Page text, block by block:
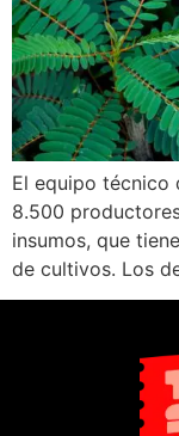
El equipo técnico
8.500
insumos, que
de cultivos. Los